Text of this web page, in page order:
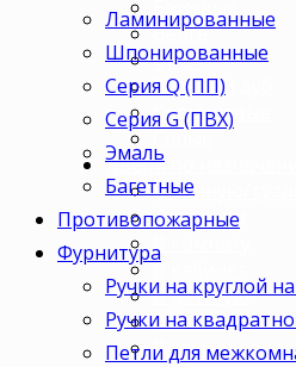
Венге
Орех
Беленый дуб
Коричневые
Серые
Двери по
В ванную/
Для кухни
В комнату
В кабинет
В детскую
В спальню
В гостиную
Ламинированные
Шпонированные
Серия Q (ПП)
Серия G (ПВХ)
Эмаль
Багетные
Противопожарные
Фурнитура
Ручки на круглой
Ручки на
Петли для